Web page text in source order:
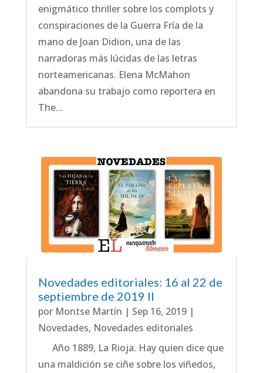
enigmático thriller sobre los complots y
conspiraciones de la Guerra Fría de la
mano de Joan Didion, una de las
narradoras más lúcidas de las letras
norteamericanas. Elena McMahon
abandona su trabajo como reportera en
The...
Novedades editoriales: 16 al 22 de
septiembre de 2019 II
por Montse Martín | Sep 16, 2019|
Novedades, Novedades editoriales
Año 1889, La Rioja. Hay quien dice que
una maldición se ciñe sobre los viñedos,